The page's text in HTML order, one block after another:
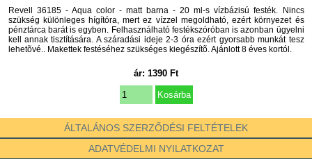
Revell 36185 - Aqua color - matt barna - 20 ml-s vízbázisú festék. Nincs
szükség különleges hígítóra, mert ez vízzel megoldható, ezért környezet és
pénztárca barát is egyben. Felhasználható festékszóróban is azonban ügyelni
kell annak tisztítására. A száradási ideje 2-3 óra ezért gyorsabb munkát tesz
lehetõvé.. Makettek festéséhez szükséges kiegészítõ. Ajánlott 8 éves kortól.
ár: 1390 Ft
ÁLTALÁNOS SZERZŐDÉSI FELTÉTELEK
ADATVÉDELMI NYILATKOZAT